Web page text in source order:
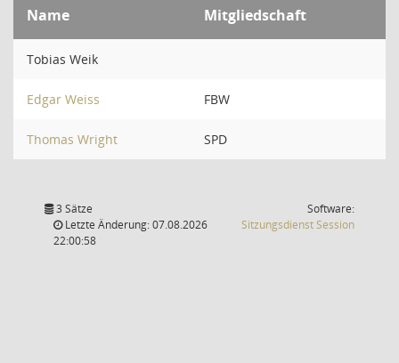
Name Mitgliedschaft
Tobias Weik
Edgar Weiss FBW
Thomas Wright SPD
3 Sätze
Letzte Änderung: 07.08.2026
22:00:58
Software:
SitzungsdienstSession(Wird in